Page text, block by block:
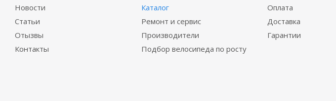
Новости
Статьи
Отызвы
Контакты
Каталог
Ремонт и сервис
Производители
Подбор велосипеда по росту
Оплата
Доставка
Гарантии